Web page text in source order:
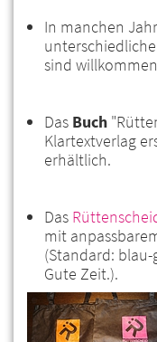
In manchen
sind
Das Buch
Klartextverlag
erhältlich.
Das
mit
(Standard:
Gute Zeit.).